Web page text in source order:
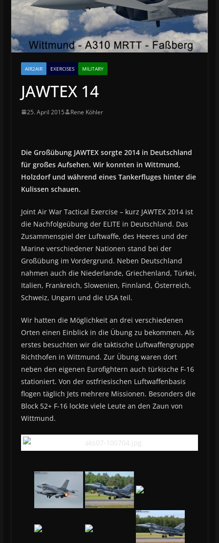
AIR2AIR EXERCISES MILITARY
JAWTEX 14
25. April 2015 Rene Köhler
Die Großübung JAWTEX sorgte 2014 in Deutschland
für großes Aufsehen. Wir konnten in Wittmund,
Holzdorf und während eines Tankerfluges hinter die
Kulissen schauen.
Joint Air War Tactical Exercise – kurz JAWTEX 2014 ist
die Nachfolgeübung der ELITE in Deutschland. Das
Zusammenspiel der Luftwaffe, des Heeres und der
Marine verschiedener Nationen stand bei der
Großübung im Vordergrund. Neben Deutschland
nahmen auch die Niederlande, Griechenland, Türkei,
Italien, Frankreich, Slowenien, Finnland, Österreich,
Schweiz, Ungarn und die USA teil.
Wir hatten die Möglichkeit an drei verschiedenen
Orten einen Einblick in die Übung zu bekommen. Als
erstes besuchten wir die taktische Luftwaffengruppe
Richthofen in Wittmund. Zur Übung waren dort
neben den eigenen Eurofightern auch türkische F-16
stationiert. Von der ostfriesischen Luftwaffenbasis
flogen täglich Jets mehrere Missionen. Besonders die
Block 52+ F-16 lockte viele Leute an den Zaun von
Wittmund.